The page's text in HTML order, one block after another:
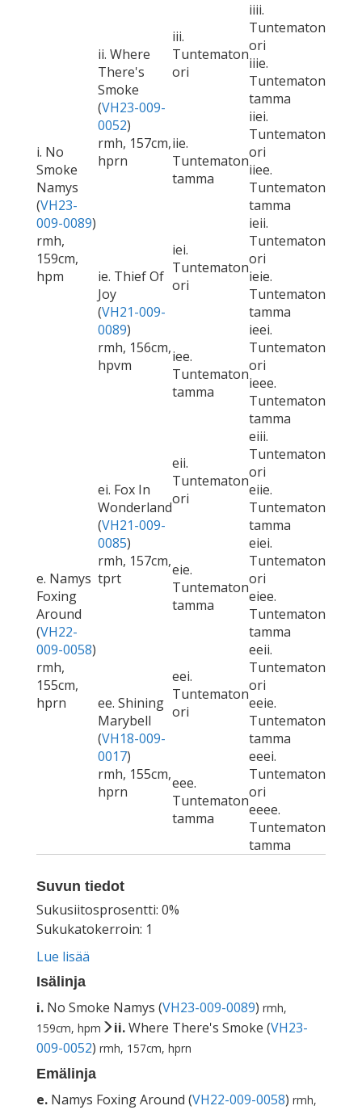
i. No
Smoke
Namys
(VH23-
009-0089)
rmh,
159cm,
hpm
ii. Where
There's
Smoke
(VH23-009-
0052)
rmh, 157cm,
hprn
iii.
Tuntematon
ori
iiii.
Tuntematon
ori
iiie.
Tuntematon
tamma
iie.
Tuntematon
tamma
iiei.
Tuntematon
ori
iiee.
Tuntematon
tamma
ie. Thief Of
Joy
(VH21-009-
0089)
rmh, 156cm,
hpvm
iei.
Tuntematon
ori
ieii.
Tuntematon
ori
ieie.
Tuntematon
tamma
iee.
Tuntematon
tamma
ieei.
Tuntematon
ori
ieee.
Tuntematon
tamma
e. Namys
Foxing
Around
(VH22-
009-0058)
rmh,
155cm,
hprn
ei. Fox In
Wonderland
(VH21-009-
0085)
rmh, 157cm,
tprt
eii.
Tuntematon
ori
eiii.
Tuntematon
ori
eiie.
Tuntematon
tamma
eie.
Tuntematon
tamma
eiei.
Tuntematon
ori
eiee.
Tuntematon
tamma
ee. Shining
Marybell
(VH18-009-
0017)
rmh, 155cm,
hprn
eei.
Tuntematon
ori
eeii.
Tuntematon
ori
eeie.
Tuntematon
tamma
eee.
Tuntematon
tamma
eeei.
Tuntematon
ori
eeee.
Tuntematon
tamma
Suvun tiedot
Sukusiitosprosentti: 0%
Sukukatokerroin: 1
Lue lisää
Isälinja
i. No Smoke Namys (VH23-009-0089) rmh,
159cm, hpm
ii.Where There's Smoke (VH23-
009-0052) rmh, 157cm, hprn
Emälinja
e. Namys Foxing Around (VH22-009-0058) rmh,